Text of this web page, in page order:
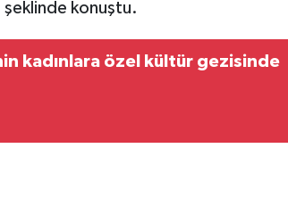
şeklinde konuştu.
kadınlara özel kültür gezisinde